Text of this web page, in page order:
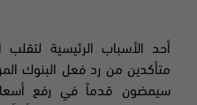
أحد الأسباب الرئيسية
سيمضون قدماً في رفع أسعار